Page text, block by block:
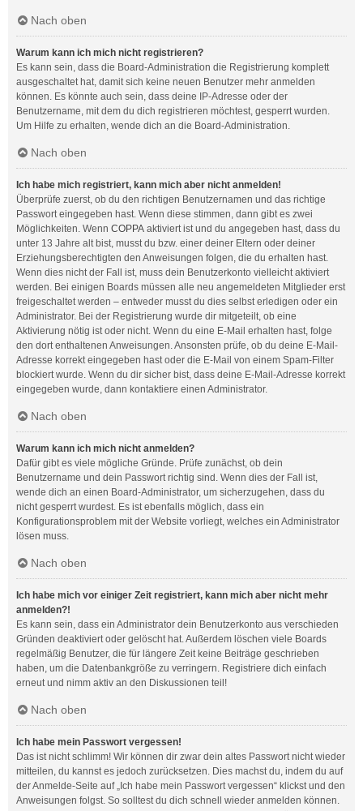
Nach oben
Warum kann ich mich nicht registrieren?
Es kann sein, dass die Board-Administration die Registrierung komplett
ausgeschaltet hat, damit sich keine neuen Benutzer mehr anmelden
können. Es könnte auch sein, dass deine IP-Adresse oder der
Benutzername, mit dem du dich registrieren möchtest, gesperrt wurden.
Um Hilfe zu erhalten, wende dich an die Board-Administration.
Nach oben
Ich habe mich registriert, kann mich aber nicht anmelden!
Überprüfe zuerst, ob du den richtigen Benutzernamen und das richtige
Passwort eingegeben hast. Wenn diese stimmen, dann gibt es zwei
Möglichkeiten. Wenn COPPA aktiviert ist und du angegeben hast, dass du
unter 13 Jahre alt bist, musst du bzw. einer deiner Eltern oder deiner
Erziehungsberechtigten den Anweisungen folgen, die du erhalten hast.
Wenn dies nicht der Fall ist, muss dein Benutzerkonto vielleicht aktiviert
werden. Bei einigen Boards müssen alle neu angemeldeten Mitglieder erst
freigeschaltet werden – entweder musst du dies selbst erledigen oder ein
Administrator. Bei der Registrierung wurde dir mitgeteilt, ob eine
Aktivierung nötig ist oder nicht. Wenn du eine E-Mail erhalten hast, folge
den dort enthaltenen Anweisungen. Ansonsten prüfe, ob du deine E-Mail-
Adresse korrekt eingegeben hast oder die E-Mail von einem Spam-Filter
blockiert wurde. Wenn du dir sicher bist, dass deine E-Mail-Adresse korrekt
eingegeben wurde, dann kontaktiere einen Administrator.
Nach oben
Warum kann ich mich nicht anmelden?
Dafür gibt es viele mögliche Gründe. Prüfe zunächst, ob dein
Benutzername und dein Passwort richtig sind. Wenn dies der Fall ist,
wende dich an einen Board-Administrator, um sicherzugehen, dass du
nicht gesperrt wurdest. Es ist ebenfalls möglich, dass ein
Konfigurationsproblem mit der Website vorliegt, welches ein Administrator
lösen muss.
Nach oben
Ich habe mich vor einiger Zeit registriert, kann mich aber nicht mehr
anmelden?!
Es kann sein, dass ein Administrator dein Benutzerkonto aus verschieden
Gründen deaktiviert oder gelöscht hat. Außerdem löschen viele Boards
regelmäßig Benutzer, die für längere Zeit keine Beiträge geschrieben
haben, um die Datenbankgröße zu verringern. Registriere dich einfach
erneut und nimm aktiv an den Diskussionen teil!
Nach oben
Ich habe mein Passwort vergessen!
Das ist nicht schlimm! Wir können dir zwar dein altes Passwort nicht wieder
mitteilen, du kannst es jedoch zurücksetzen. Dies machst du, indem du auf
der Anmelde-Seite auf „Ich habe mein Passwort vergessen“ klickst und den
Anweisungen folgst. So solltest du dich schnell wieder anmelden können.